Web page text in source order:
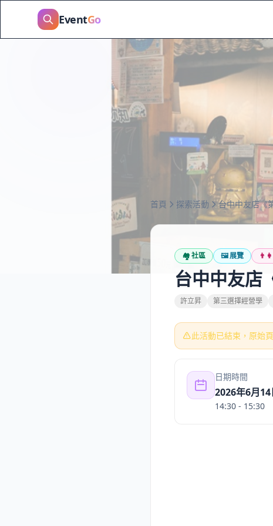
EventGo
首頁 探索活動 台中中友店《
🏘️社區 🖼️展覽
台中中友店
許立昇 第三選擇經營學
此活動已結束，原始
日期時間
2026年6月14
14:30 - 15:30